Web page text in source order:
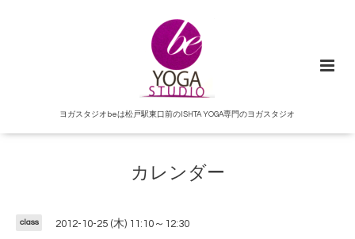
ヨガスタジオbeは松戸駅東口前のISHTA YOGA専門のヨガスタジオ
カレンダー
class 2012-10-25 (木) 11:10～12:30